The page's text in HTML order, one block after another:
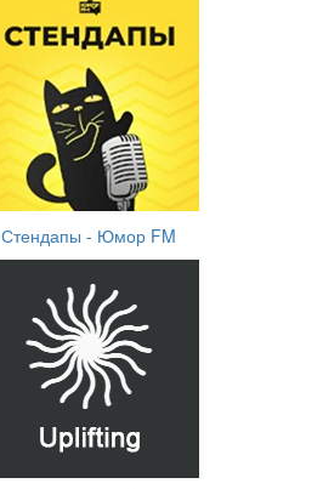
Стендапы - Юмор FM